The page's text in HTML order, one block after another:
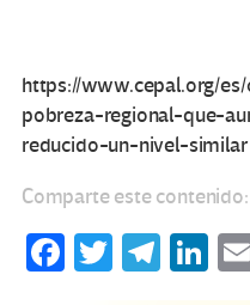
https://www.cepal.org/
pobreza-regional-que-
reducido-un-nivel-similar
Comparte este contenido:
Fa T
Te Li